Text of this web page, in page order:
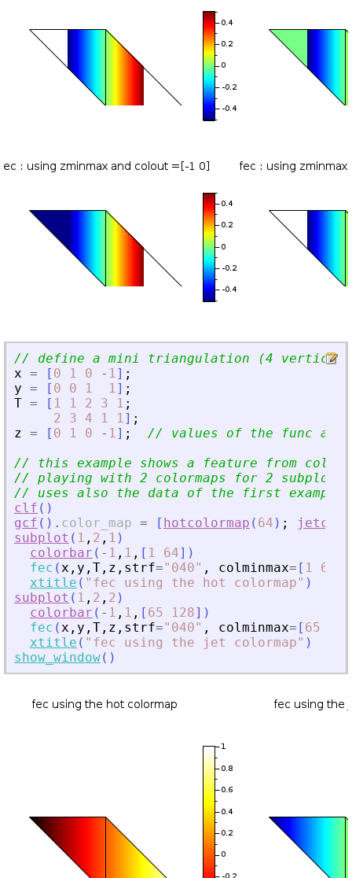
// define a mini triangulation (4
x = [ 0 1 0 - 1] ;
y = [ 0 0 1 1] ;
T = [ 1 1 2 3 1 ;
2
3 4 1 1] ;
z = [ 0 1 0 - 1] ;
// values of the func at
// this example shows a feature from
// playing with 2 colormaps for 2
// uses also the data of the first example.
clf ( )
gcf ( ) . color_map = [ hotcolormap ( 64 ) ;
subplot ( 1 , 2 , 1 )
colorbar ( - 1 , 1 , [ 1 64] )
fec (x , y , T , z , strf=" 040" , colminmax= [ 1 64
xtitle ( " fec using the hot colormap" )
subplot ( 1 , 2 , 2 )
colorbar ( - 1 , 1 , [ 65 128] )
fec (x , y , T , z , strf=" 040" , colminmax= [ 65
xtitle ( " fec using the jet colormap" )
show_window( )